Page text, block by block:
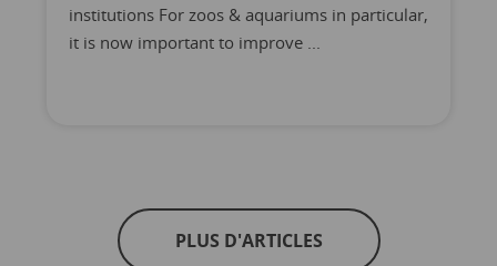
institutions For zoos & aquariums in particular,
it is now important to improve ...
PLUS D'ARTICLES